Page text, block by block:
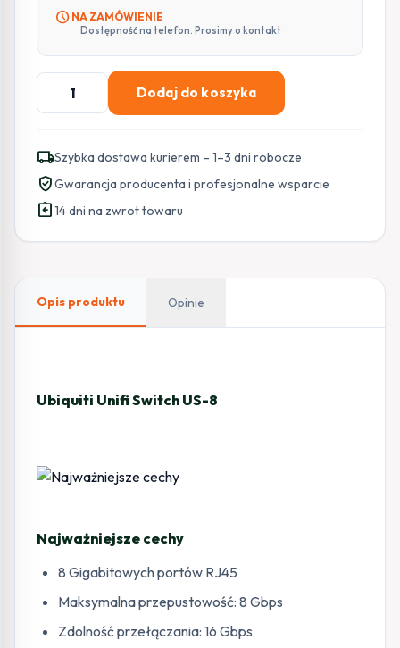
schedule NA ZAMÓWIENIE
Dostępność na telefon. Prosimy o kontakt
ilość
UBIQUITI
SWITCH
US-
8
(NON-
Dodaj do koszyka
local_shippingSzybka dostawa kurierem – 1–3 dni robocze
verified_userGwarancja producenta i profesjonalne wsparcie
assignment_return14 dni na zwrot towaru
Opis produktu Opinie
Ubiquiti Unifi Switch US-8
Najważniejsze cechy
8 Gigabitowych portów RJ45
Maksymalna przepustowość: 8 Gbps
Zdolność przełączania: 16 Gbps